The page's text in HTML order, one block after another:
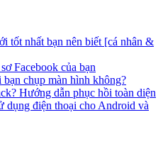
tốt nhất bạn nên biết [cá nhân &
Facebook của bạn
chụp màn hình không?
Hướng dẫn phục hồi toàn diện
dụng điện thoại cho Android và